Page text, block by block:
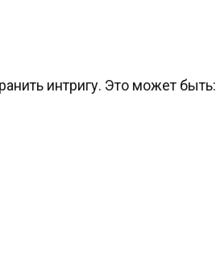
интригу. Это может быть: